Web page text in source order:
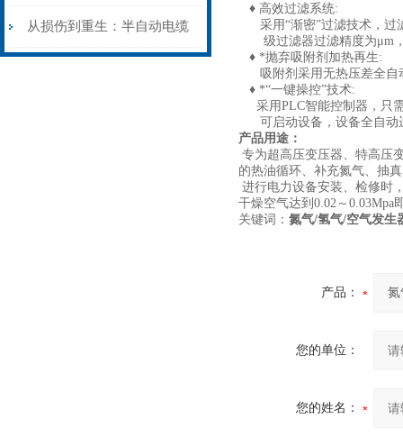
艺基石
电缆热补机智能控温，安全
从损伤到重生：半自动电缆
♦ 高效过滤系统:
采用“渐密”过滤技术，过
级过滤器过滤精度为μm，
♦ *抛弃吸附剂加热再生:
吸附剂采用无热压差全自
♦ *“一键操控”技术:
采用PLC智能控制器，只
可启动设备，设备全自动
产品用途：
专为超高压变压器、特高压
的热油循环、补充氮气、抽
进行电力设备安装、检修时
干燥空气达到0.02～
关键词： 氮气/氢气/空气发生
产品：
您的单位：
您的姓名：